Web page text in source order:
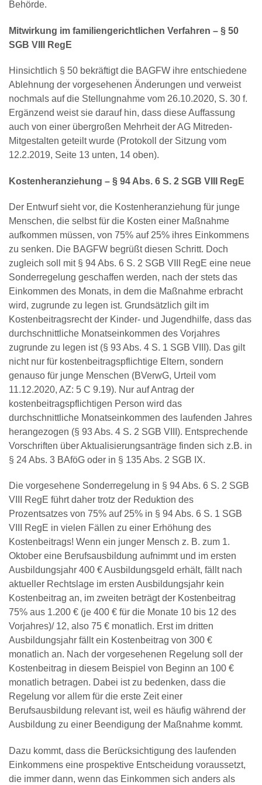
Behörde.
Mitwirkung im familiengerichtlichen Verfahren – § 50
SGB VIII RegE
Hinsichtlich § 50 bekräftigt die BAGFW ihre entschiedene
Ablehnung der vorgesehenen Änderungen und verweist
nochmals auf die Stellungnahme vom 26.10.2020, S. 30 f.
Ergänzend weist sie darauf hin, dass diese Auffassung
auch von einer übergroßen Mehrheit der AG Mitreden-
Mitgestalten geteilt wurde (Protokoll der Sitzung vom
12.2.2019, Seite 13 unten, 14 oben).
Kostenheranziehung – § 94 Abs. 6 S. 2 SGB VIII RegE
Der Entwurf sieht vor, die Kostenheranziehung für junge
Menschen, die selbst für die Kosten einer Maßnahme
aufkommen müssen, von 75% auf 25% ihres Einkommens
zu senken. Die BAGFW begrüßt diesen Schritt. Doch
zugleich soll mit § 94 Abs. 6 S. 2 SGB VIII RegE eine neue
Sonderregelung geschaffen werden, nach der stets das
Einkommen des Monats, in dem die Maßnahme erbracht
wird, zugrunde zu legen ist. Grundsätzlich gilt im
Kostenbeitragsrecht der Kinder- und Jugendhilfe, dass das
durchschnittliche Monatseinkommen des Vorjahres
zugrunde zu legen ist (§ 93 Abs. 4 S. 1 SGB VIII). Das gilt
nicht nur für kostenbeitragspflichtige Eltern, sondern
genauso für junge Menschen (BVerwG, Urteil vom
11.12.2020, AZ: 5 C 9.19). Nur auf Antrag der
kostenbeitragspflichtigen Person wird das
durchschnittliche Monatseinkommen des laufenden Jahres
herangezogen (§ 93 Abs. 4 S. 2 SGB VIII). Entsprechende
Vorschriften über Aktualisierungsanträge finden sich z.B. in
§ 24 Abs. 3 BAföG oder in § 135 Abs. 2 SGB IX.
Die vorgesehene Sonderregelung in § 94 Abs. 6 S. 2 SGB
VIII RegE führt daher trotz der Reduktion des
Prozentsatzes von 75% auf 25% in § 94 Abs. 6 S. 1 SGB
VIII RegE in vielen Fällen zu einer Erhöhung des
Kostenbeitrags! Wenn ein junger Mensch z. B. zum 1.
Oktober eine Berufsausbildung aufnimmt und im ersten
Ausbildungsjahr 400 € Ausbildungsgeld erhält, fällt nach
aktueller Rechtslage im ersten Ausbildungsjahr kein
Kostenbeitrag an, im zweiten beträgt der Kostenbeitrag
75% aus 1.200 € (je 400 € für die Monate 10 bis 12 des
Vorjahres)/ 12, also 75 € monatlich. Erst im dritten
Ausbildungsjahr fällt ein Kostenbeitrag von 300 €
monatlich an. Nach der vorgesehenen Regelung soll der
Kostenbeitrag in diesem Beispiel von Beginn an 100 €
monatlich betragen. Dabei ist zu bedenken, dass die
Regelung vor allem für die erste Zeit einer
Berufsausbildung relevant ist, weil es häufig während der
Ausbildung zu einer Beendigung der Maßnahme kommt.
Dazu kommt, dass die Berücksichtigung des laufenden
Einkommens eine prospektive Entscheidung voraussetzt,
die immer dann, wenn das Einkommen sich anders als